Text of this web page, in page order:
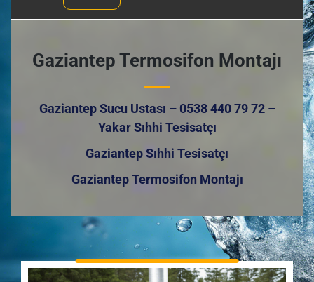
Gaziantep Termosifon Montajı
Gaziantep Sucu Ustası – 0538 440 79 72 –
Yakar Sıhhi Tesisatçı
Gaziantep Sıhhi Tesisatçı
Gaziantep Termosifon Montajı